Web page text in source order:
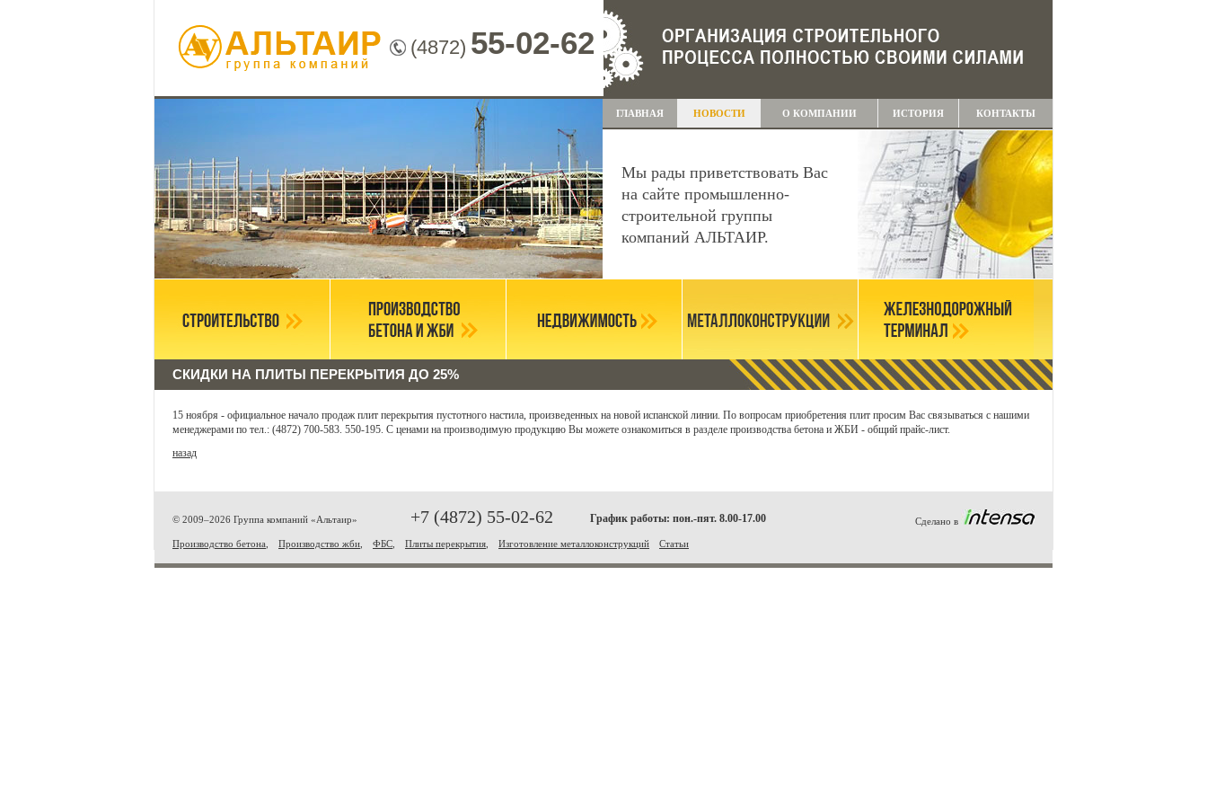
(4872) 55-02-62
ГЛАВНАЯ НОВОСТИ О КОМПАНИИ ИСТОРИЯ КОНТАКТЫ
Мы рады приветствовать Вас
на сайте промышленно-
строительной группы
компаний АЛЬТАИР.
СКИДКИ НА ПЛИТЫ ПЕРЕКРЫТИЯ ДО 25%
15 ноября - официальное начало продаж плит перекрытия пустотного настила, произведенных на новой испанской линии. По вопросам приобретения плит просим Вас связываться с нашими
менеджерами по тел.: (4872) 700-583. 550-195. С ценами на производимую продукцию Вы можете ознакомиться в разделе производства бетона и ЖБИ - общий прайс-лист.
назад
© 2009–2026 Группа компаний «Альтаир»
Производство бетона Производство жби ФБС Плиты перекрытия Изготовление металлоконструкций Статьи
+7 (4872) 55-02-62 График работы: пон.-пят. 8.00-17.00 Сделано в